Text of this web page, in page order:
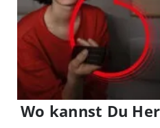
Wo kannst Du